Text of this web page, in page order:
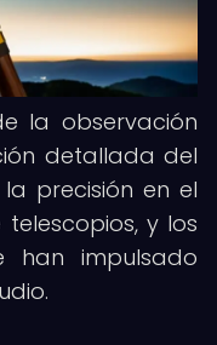
la observación
detallada del
precisión en el
y los
han impulsado